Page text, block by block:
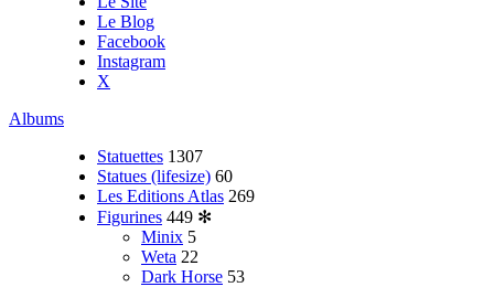
Le Blog
Facebook
Instagram
X
Albums
Statuettes 1307
Statues (lifesize) 60
Les Editions Atlas 269
Figurines 449 ✻
Minix 5
Weta 22
Dark Horse 53